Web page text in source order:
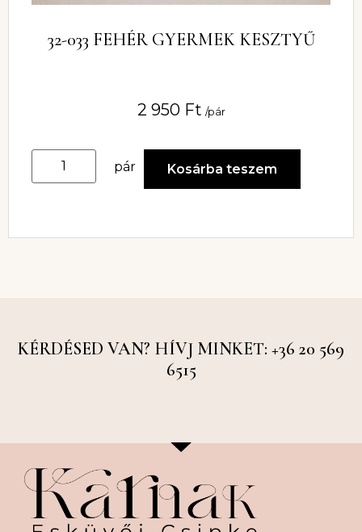
32-033 FEHÉR GYERMEK KESZTYŰ
2 950 Ft /pár
pár Kosárba teszem
KÉRDÉSED VAN? HÍVJ MINKET: +36 20 569
6515